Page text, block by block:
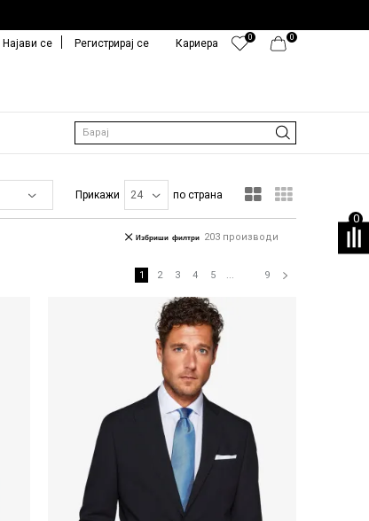
0
0
Кариера
Најави се Регистрирај се
Барај
0
Прикажи по страна
203 производи
Избриши филтри
1 2 3 4 5 ... 9
Uporedi